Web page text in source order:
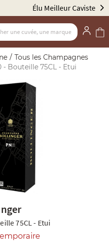
par Gault & Millau
Tous les Champagnes
- Bouteille 75CL - Etui
75CL- Etui